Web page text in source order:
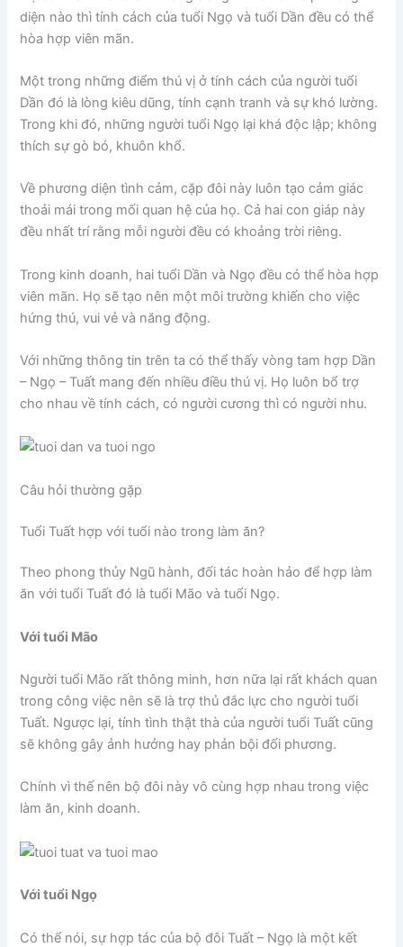
diện nào thì tính cách của tuổi Ngọ và tuổi Dần đều có thể
hòa hợp viên mãn.
Một trong những điểm thú vị ở tính cách của người tuổi
Dần đó là lòng kiêu dũng, tính cạnh tranh và sự khó lường.
Trong khi đó, những người tuổi Ngọ lại khá độc lập; không
thích sự gò bó, khuôn khổ.
Về phương diện tình cảm, cặp đôi này luôn tạo cảm giác
thoải mái trong mối quan hệ của họ. Cả hai con giáp này
đều nhất trí rằng mỗi người đều có khoảng trời riêng.
Trong kinh doanh, hai tuổi Dần và Ngọ đều có thể hòa hợp
viên mãn. Họ sẽ tạo nên một môi trường khiến cho việc
hứng thú, vui vẻ và năng động.
Với những thông tin trên ta có thể thấy vòng tam hợp Dần
– Ngọ – Tuất mang đến nhiều điều thú vị. Họ luôn bổ trợ
cho nhau về tính cách, có người cương thì có người nhu.
Câu hỏi thường gặp
Tuổi Tuất hợp với tuổi nào trong làm ăn?
Theo phong thủy Ngũ hành, đối tác hoàn hảo để hợp làm
ăn với tuổi Tuất đó là tuổi Mão và tuổi Ngọ.
Với tuổi Mão
Người tuổi Mão rất thông minh, hơn nữa lại rất khách quan
trong công việc nên sẽ là trợ thủ đắc lực cho người tuổi
Tuất. Ngược lại, tính tình thật thà của người tuổi Tuất cũng
sẽ không gây ảnh hưởng hay phản bội đối phương.
Chính vì thế nên bộ đôi này vô cùng hợp nhau trong việc
làm ăn, kinh doanh.
Với tuổi Ngọ
Có thể nói, sự hợp tác của bộ đôi Tuất – Ngọ là một kết